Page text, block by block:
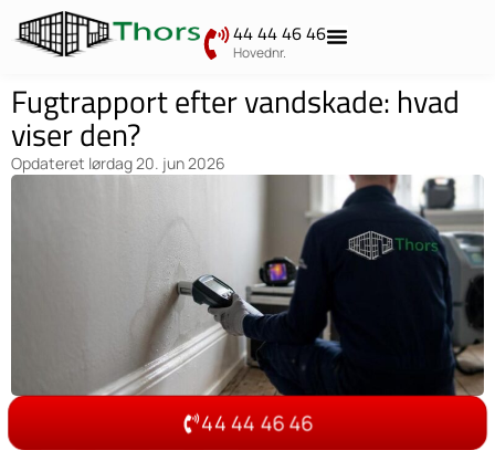
44 44 46 46
Hovednr.
Fugtrapport efter vandskade: hvad
viser den?
Opdateret lørdag 20. jun 2026
44 44 46 46